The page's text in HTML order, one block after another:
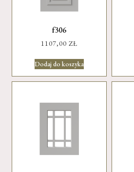
f306
1107,00 ZŁ
Dodaj do koszyka